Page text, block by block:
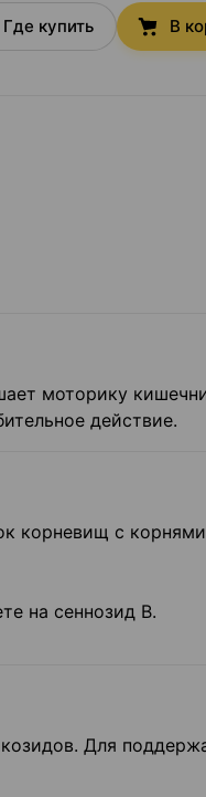
Где купить В
моторику
действие.
корневищ с корнями
на сеннозид В.
Для